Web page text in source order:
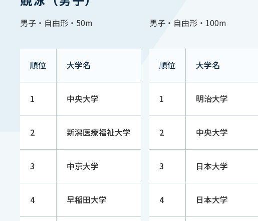
男子・自由形・50m
順位 大学名
1 中央大学
2 新潟医療福祉大学
3 中京大学
4 早稲田大学
男子・自由形・100m
順位 大学名
1 明治大学
2 中央大学
3 日本大学
4 日本大学